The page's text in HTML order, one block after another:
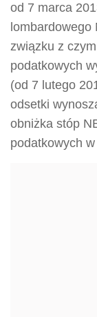
od 7 marca
związku z
podatkowych
(od 7 lutego
odsetki
obniżka stóp
podatkowych